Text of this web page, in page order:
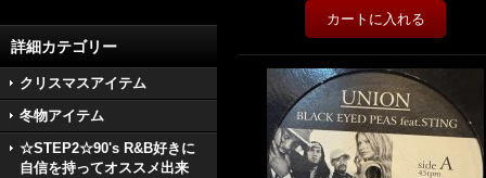
詳細カテゴリー
クリスマスアイテム
冬物アイテム
☆STEP2☆90's R&B好きに
自信を持ってオススメ出来